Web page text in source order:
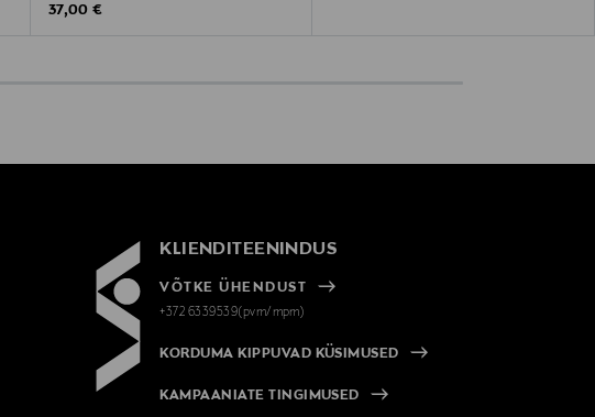
Original Price
37,00 €
KLIENDITEENINDUS
VÕTKE ÜHENDUST
+372 6339539(pvm/mpm)
KORDUMA KIPPUVAD KÜSIMUSED
KAMPAANIATE TINGIMUSED